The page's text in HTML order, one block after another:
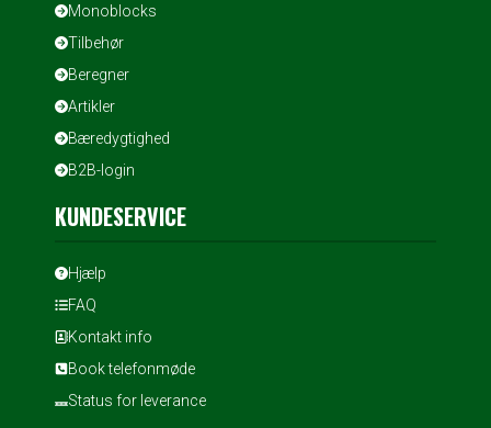
Monoblocks
Tilbehør
Beregner
Artikler
Bæredygtighed
B2B-login
KUNDESERVICE
Hjælp
FAQ
Kontakt info
Book telefonmøde
Status for leverance